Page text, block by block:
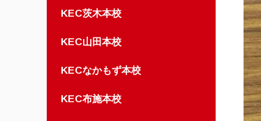
KEC茨木本校
KEC山田本校
KECなかもず本校
KEC布施本校